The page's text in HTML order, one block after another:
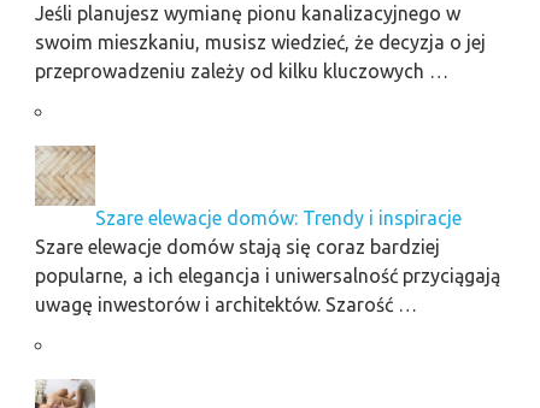
Jeśli planujesz wymianę pionu kanalizacyjnego w
swoim mieszkaniu, musisz wiedzieć, że decyzja o jej
przeprowadzeniu zależy od kilku kluczowych …
Szare elewacje domów: Trendy i inspiracje
Szare elewacje domów stają się coraz bardziej
popularne, a ich elegancja i uniwersalność przyciągają
uwagę inwestorów i architektów. Szarość …